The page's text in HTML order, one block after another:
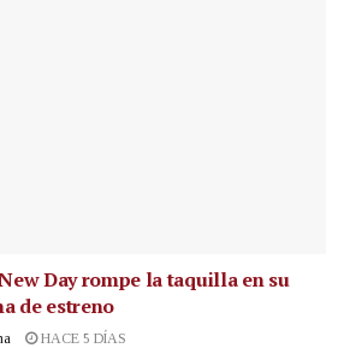
Day rompe la taquilla en su
de estreno
HACE 5 DÍAS